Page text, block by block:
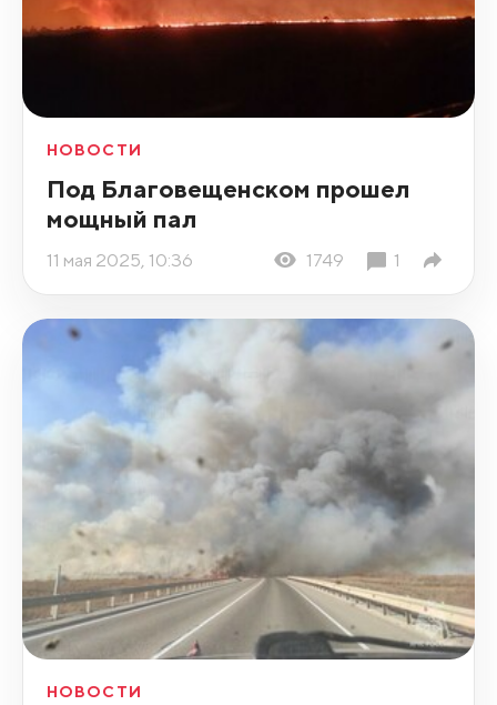
НОВОСТИ
Под Благовещенском прошел
мощный пал
11 мая 2025, 10:36 1749 1
НОВОСТИ